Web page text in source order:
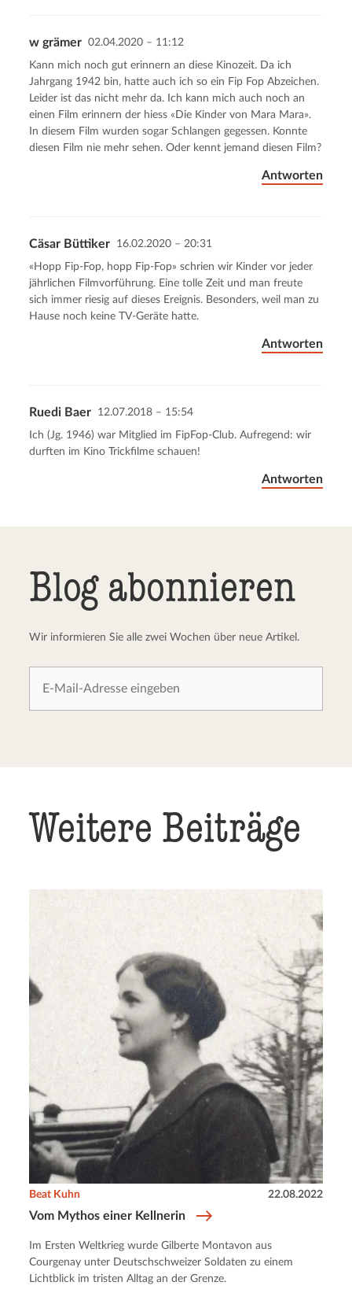
w grämer 02.04.2020 – 11:12
Kann mich noch gut erinnern an diese Kinozeit. Da ich
Jahrgang 1942 bin, hatte auch ich so ein Fip Fop Abzeichen.
Leider ist das nicht mehr da. Ich kann mich auch noch an
einen Film erinnern der hiess «Die Kinder von Mara Mara».
In diesem Film wurden sogar Schlangen gegessen. Konnte
diesen Film nie mehr sehen. Oder kennt jemand diesen Film?
Antworten
Cäsar Büttiker 16.02.2020 – 20:31
«Hopp Fip-Fop, hopp Fip-Fop» schrien wir Kinder vor jeder
jährlichen Filmvorführung. Eine tolle Zeit und man freute
sich immer riesig auf dieses Ereignis. Besonders, weil man zu
Hause noch keine TV-Geräte hatte.
Antworten
Ruedi Baer 12.07.2018 – 15:54
Ich (Jg. 1946) war Mitglied im FipFop-Club. Aufregend: wir
durften im Kino Trickfilme schauen!
Antworten
Blog abonnieren
Wir informieren Sie alle zwei Wochen über neue Artikel.
Weitere Beiträge
Vom Mythos einer Kellnerin
Beat Kuhn 22.08.2022
Im Ersten Weltkrieg wurde Gilberte Montavon aus
Courgenay unter Deutschschweizer Soldaten zu einem
Lichtblick im tristen Alltag an der Grenze.